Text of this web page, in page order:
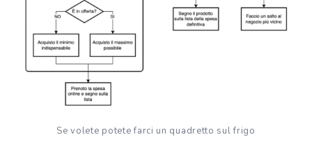
Se volete potete farci un quadretto sul frigo